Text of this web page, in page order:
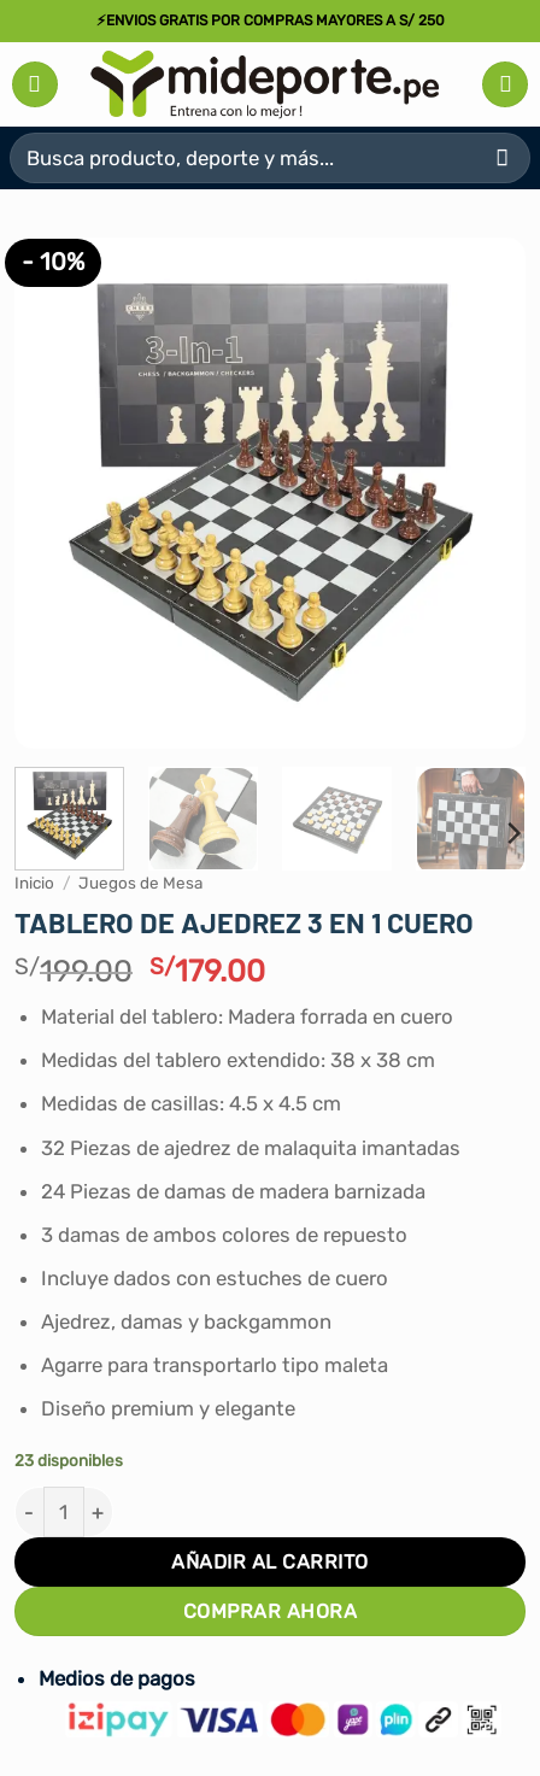
al
contenido
⚡ENVIOS GRATIS POR COMPRAS MAYORES A S/ 250
Buscar
por:
- 10%
Inicio / Juegos de Mesa
TABLERO DE AJEDREZ 3 EN 1 CUERO
S/199.00 El
original
era:
S/199.00.
S/179.00El
precio
actual
es:
S/179.00.
Material del tablero: Madera forrada en cuero
Medidas del tablero extendido: 38 x 38 cm
Medidas de casillas: 4.5 x 4.5 cm
32 Piezas de ajedrez de malaquita imantadas
24 Piezas de damas de madera barnizada
3 damas de ambos colores de repuesto
Incluye dados con estuches de cuero
Ajedrez, damas y backgammon
Agarre para transportarlo tipo maleta
Diseño premium y elegante
23 disponibles
TABLERO DE AJEDREZ 3 EN 1 CUERO cantidad
AÑADIR AL CARRITO
COMPRAR AHORA
Medios de pagos